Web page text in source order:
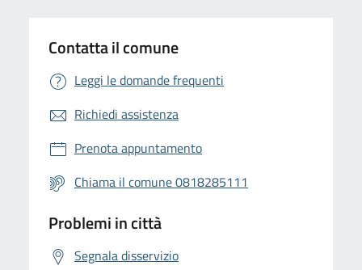
Contatta il comune
Leggi le domande frequenti
Richiedi assistenza
Prenota appuntamento
Chiama il comune 0818285111
Problemi in città
Segnala disservizio